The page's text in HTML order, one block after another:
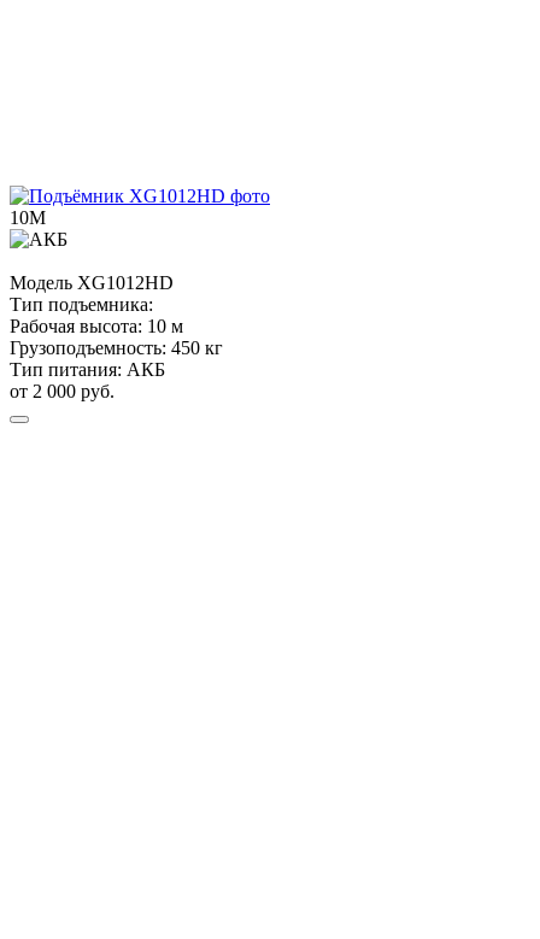
10М
Модель XG1012HD
Тип подъемника:
Рабочая высота: 10 м
Грузоподъемность: 450 кг
Тип питания: АКБ
от 2 000 руб.